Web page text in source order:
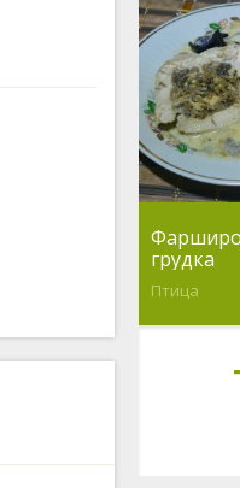
грудка
Птица